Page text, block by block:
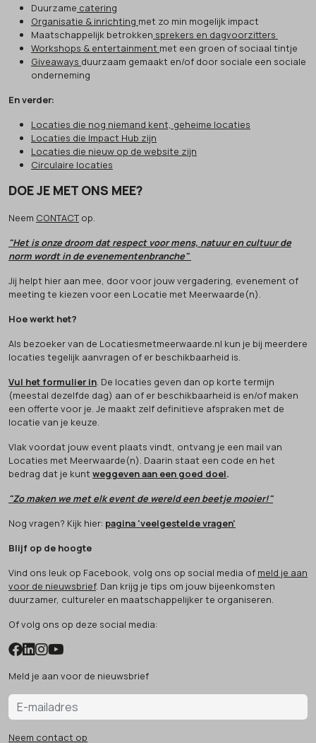
Duurzame catering
Organisatie & inrichting met zo min mogelijk impact
Maatschappelijk betrokken sprekers en dagvoorzitters
Workshops & entertainment met een groen of sociaal tintje
Giveaways duurzaam gemaakt en/of door sociale een sociale
onderneming
En verder:
Locaties die nog niemand kent, geheime locaties
Locaties die Impact Hub zijn
Locaties die nieuw op de website zijn
Circulaire locaties
DOE JE MET ONS MEE?
Neem CONTACTop.
"Het is onze droom dat respect voor mens, natuur en cultuur de
norm wordt in de evenementenbranche"
Jij helpt hier aan mee, door voor jouw vergadering, evenement of
meeting te kiezen voor een Locatie met Meerwaarde(n).
Hoe werkt het?
Als bezoeker van de Locatiesmetmeerwaarde.nl kun je bij meerdere
locaties tegelijk aanvragen of er beschikbaarheid is.
Vul het formulier in. De locaties geven dan op korte termijn
(meestal dezelfde dag) aan of er beschikbaarheid is en/of maken
een offerte voor je. Je maakt zelf definitieve afspraken met de
locatie van je keuze.
Vlak voordat jouw event plaats vindt, ontvang je een mail van
Locaties met Meerwaarde(n). Daarin staat een code en het
bedrag dat je kunt weggeven aan een goed doel.
"Zo maken we met elk event de wereld een beetje mooier!"
Nog vragen? Kijk hier: pagina 'veelgestelde vragen'
Blijf op de hoogte
Vind ons leuk op Facebook, volg ons op social media of meld je aan
voor de nieuwsbrief. Dan krijg je tips om jouw bijeenkomsten
duurzamer, cultureler en maatschappelijker te organiseren.
Of volg ons op deze social media:
Meld je aan voor de nieuwsbrief
Neem contact op